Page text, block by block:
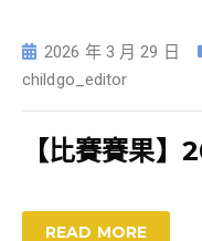
2026 年 3 月 29 日
childgo_editor
【比賽賽果
READ MORE